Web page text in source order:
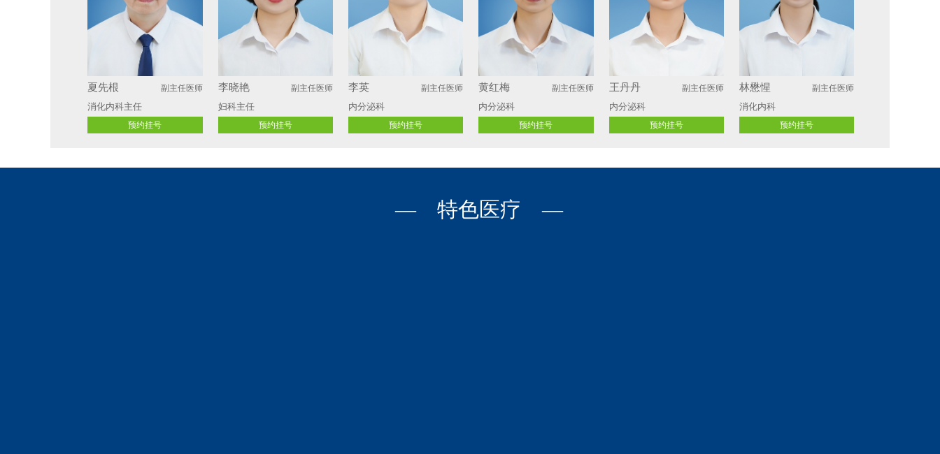
夏先根 副主任医师
消化内科主任
预约挂号
李晓艳 副主任医师
妇科主任
预约挂号
李英 副主任医师
内分泌科
预约挂号
黄红梅 副主任医师
内分泌科
预约挂号
王丹丹 副主任医师
内分泌科
预约挂号
林懋惺 副主任医师
消化内科
预约挂号
— 特色医疗 —